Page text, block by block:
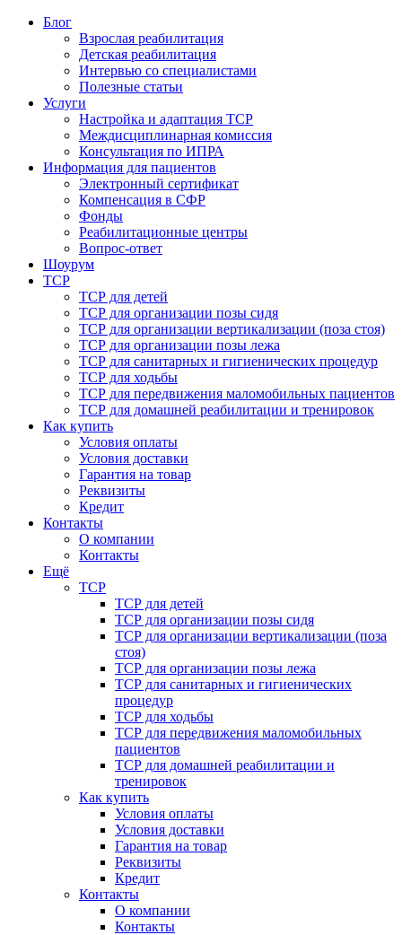
Блог
Взрослая реабилитация
Детская реабилитация
Интервью со специалистами
Полезные статьи
Услуги
Настройка и адаптация ТСР
Междисциплинарная комиссия
Консультация по ИПРА
Информация для пациентов
Электронный сертификат
Компенсация в СФР
Фонды
Реабилитационные центры
Вопрос-ответ
Шоурум
ТСР
ТСР для детей
ТСР для организации позы сидя
ТСР для организации вертикализации (поза стоя)
ТСР для организации позы лежа
ТСР для санитарных и гигиенических процедур
ТСР для ходьбы
ТСР для передвижения маломобильных пациентов
ТСР для домашней реабилитации и тренировок
Как купить
Условия оплаты
Условия доставки
Гарантия на товар
Реквизиты
Кредит
Контакты
О компании
Контакты
Ещё
ТСР
ТСР для детей
ТСР для организации позы сидя
ТСР для организации вертикализации (поза
стоя)
ТСР для организации позы лежа
ТСР для санитарных и гигиенических
процедур
ТСР для ходьбы
ТСР для передвижения маломобильных
пациентов
ТСР для домашней реабилитации и
тренировок
Как купить
Условия оплаты
Условия доставки
Гарантия на товар
Реквизиты
Кредит
Контакты
О компании
Контакты